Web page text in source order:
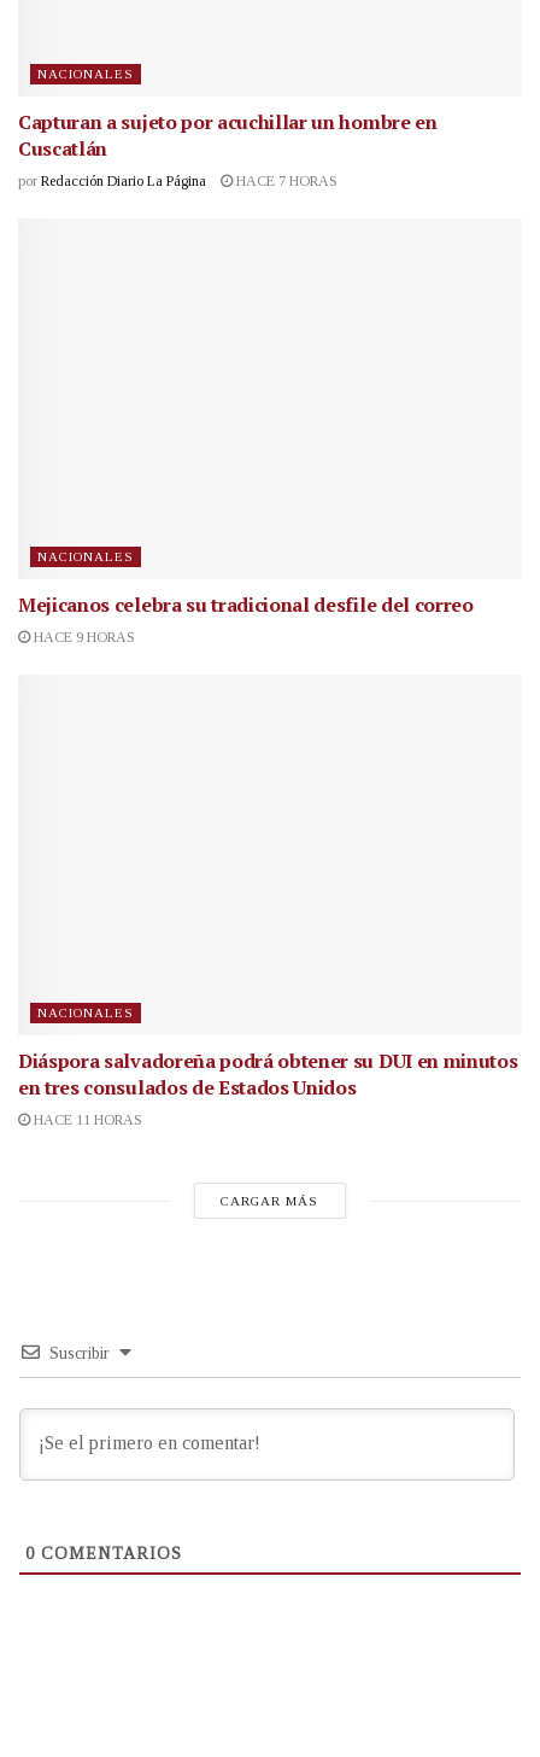
NACIONALES
Capturan a sujeto por acuchillar un hombre en
Cuscatlán
por Redacción Diario La Página HACE 7 HORAS
NACIONALES
Mejicanos celebra su tradicional desfile del correo
HACE 9 HORAS
NACIONALES
Diáspora salvadoreña podrá obtener su DUI en minutos
en tres consulados de Estados Unidos
HACE 11 HORAS
CARGAR MÁS
Suscribir
0 COMENTARIOS